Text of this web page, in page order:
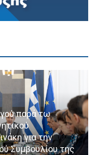
παρά τω
για την
Συμβουλίου της